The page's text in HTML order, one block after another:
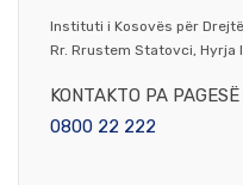
Instituti i Kosovës për
Rr. Rrustem Statovci, Hyrja
KONTAKTO PA PAGESË
0800 22 222